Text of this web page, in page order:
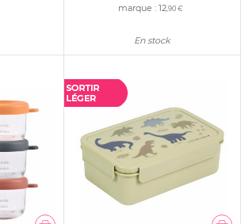
marque : 12,90 €
En stock